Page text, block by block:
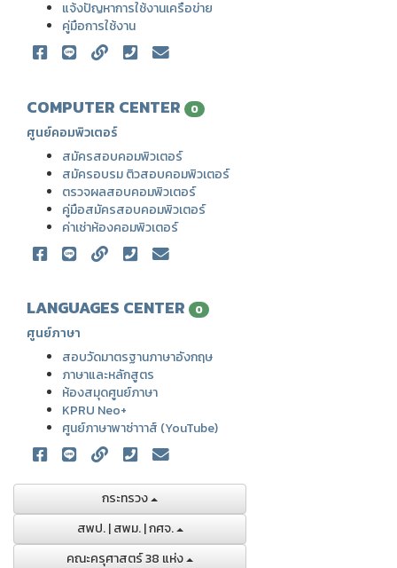
แจ้งปัญหาการใช้งานเครือข่าย
คู่มือการใช้งาน
COMPUTER CENTER 0
ศูนย์คอมพิวเตอร์
สมัครสอบคอมพิวเตอร์
สมัครอบรม ติวสอบคอมพิวเตอร์
ตรวจผลสอบคอมพิวเตอร์
คู่มือสมัครสอบคอมพิวเตอร์
ค่าเช่าห้องคอมพิวเตอร์
LANGUAGES CENTER 0
ศูนย์ภาษา
สอบวัดมาตรฐานภาษาอังกฤษ
ภาษาและหลักสูตร
ห้องสมุดศูนย์ภาษา
KPRU Neo+
ศูนย์ภาษาพาซ่าาาส์ (YouTube)
กระทรวง
สพป. | สพม. | กศจ.
คณะครุศาสตร์ 38 แห่ง